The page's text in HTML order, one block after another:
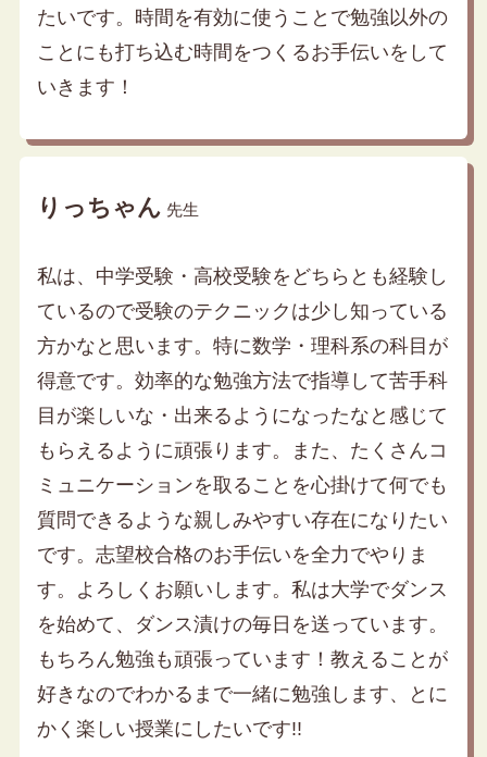
たいです。時間を有効に使うことで勉強以外の
ことにも打ち込む時間をつくるお手伝いをして
いきます！
りっちゃん 先生
私は、中学受験・高校受験をどちらとも経験し
ているので受験のテクニックは少し知っている
方かなと思います。特に数学・理科系の科目が
得意です。効率的な勉強方法で指導して苦手科
目が楽しいな・出来るようになったなと感じて
もらえるように頑張ります。また、たくさんコ
ミュニケーションを取ることを心掛けて何でも
質問できるような親しみやすい存在になりたい
です。志望校合格のお手伝いを全力でやりま
す。よろしくお願いします。私は大学でダンス
を始めて、ダンス漬けの毎日を送っています。
もちろん勉強も頑張っています！教えることが
好きなのでわかるまで一緒に勉強します、とに
かく楽しい授業にしたいです!!